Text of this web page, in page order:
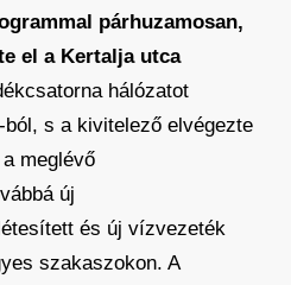
párhuzamosan,
el a Kertalja utca
hálózatot
s a kivitelező elvégezte
meglévő
új
és új vízvezeték
szakaszokon. A